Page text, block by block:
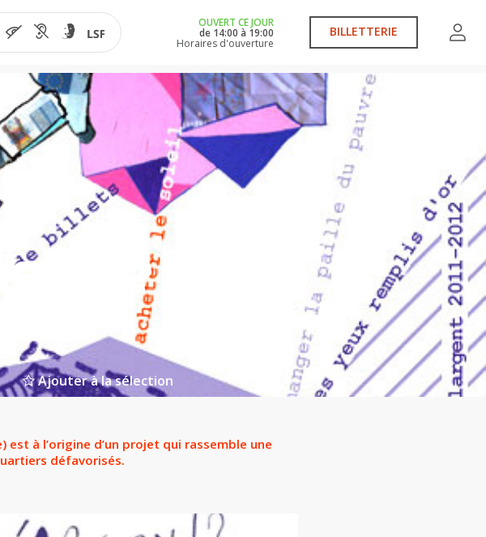
OUVERT CE JOUR
de 14:00 à 19:00
Horaires d'ouverture
BILLETTERIE
?
Ajouter à la sélection
à l’origine d’un projet qui rassemble une
défavorisés.